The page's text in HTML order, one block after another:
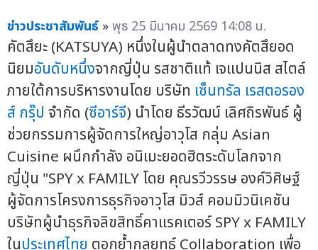
ข่าวประชาสัมพันธ์ »พุธ 25 มีนาคม 2569 14:08 น.
คัตสึยะ (KATSUYA) หนึ่งในผู้นำตลาดทงคัตสึยอด
นิยมอันดับหนึ่งจากญี่ปุ่น รสชาติแท้ เจแปนนิส สไตล์
ภายใต้การบริหารงานโดย บริษัท เซ็นทรัล เรสตอรอง
ส์ กรุ๊ป จำกัด (ซีอาร์จี) นำโดย ธีรวัฒน์ เลิศถิรพันธ์ ผู้
ช่วยกรรมการผู้จัดการใหญ่อาวุโส กลุ่ม Asian
Cuisine ผนึกกำลัง อนิเมะยอดฮิตระดับโลกจาก
ญี่ปุ่น "SPY x FAMILY โดย คุณรวีวรรษ องค์วิศิษฐ์
ผู้จัดการโครงการธุรกิจอาวุโส มิวส์ คอมมิวนิเคชัน
บริษัทผู้นำธุรกิจลิขสิทธิ์คาแรคเตอร์ SPY x FAMILY
ในประเทศไทย ตอกย้ำกลยุทธ์ Collaboration เพื่อ